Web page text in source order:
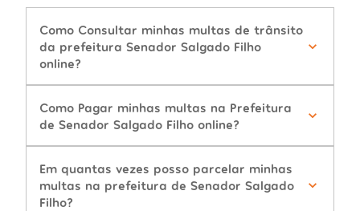
Como Consultar minhas multas de trânsito
da prefeitura Senador Salgado Filho
online?
Como Pagar minhas multas na Prefeitura
de Senador Salgado Filho online?
Em quantas vezes posso parcelar minhas
multas na prefeitura de Senador Salgado
Filho?